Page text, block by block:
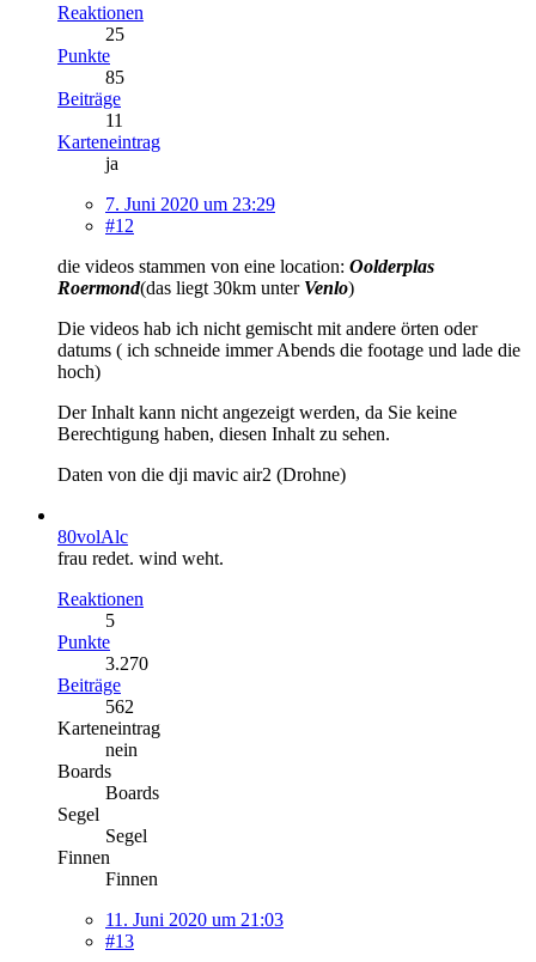
Reaktionen
25
Punkte
85
Beiträge
11
Karteneintrag
ja
7. Juni 2020 um 23:29
#12
die videos stammen von eine location: Oolderplas
Roermond(das liegt 30km unter Venlo)
Die videos hab ich nicht gemischt mit andere örten oder
datums ( ich schneide immer Abends die footage und lade die
hoch)
Der Inhalt kann nicht angezeigt werden, da Sie keine
Berechtigung haben, diesen Inhalt zu sehen.
Daten von die dji mavic air2 (Drohne)
80volAlc
frau redet. wind weht.
Reaktionen
5
Punkte
3.270
Beiträge
562
Karteneintrag
nein
Boards
Boards
Segel
Segel
Finnen
Finnen
11. Juni 2020 um 21:03
#13